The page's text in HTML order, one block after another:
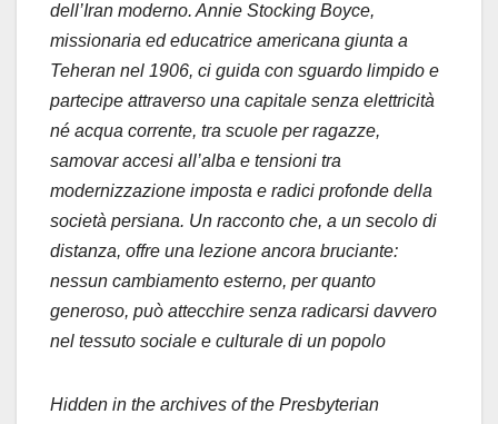
dell’Iran moderno. Annie Stocking Boyce,
missionaria ed educatrice americana giunta a
Teheran nel 1906, ci guida con sguardo limpido e
partecipe attraverso una capitale senza elettricità
né acqua corrente, tra scuole per ragazze,
samovar accesi all’alba e tensioni tra
modernizzazione imposta e radici profonde della
società persiana. Un racconto che, a un secolo di
distanza, offre una lezione ancora bruciante:
nessun cambiamento esterno, per quanto
generoso, può attecchire senza radicarsi davvero
nel tessuto sociale e culturale di un popolo
Hidden in the archives of the Presbyterian